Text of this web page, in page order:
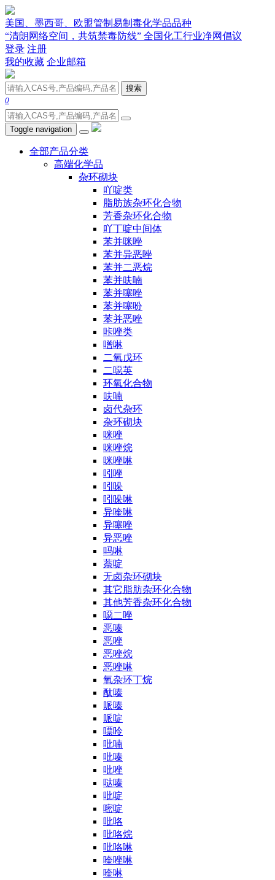
美国、墨西哥、欧盟管制易制毒化学品品种
“清朗网络空间，共筑禁毒防线” 全国化工行业净网倡议
登录 注册
我的收藏 企业邮箱
搜索
0
Toggle navigation
全部产品分类
高端化学品
杂环砌块
吖啶类
脂肪族杂环化合物
芳香杂环化合物
吖丁啶中间体
苯并咪唑
苯并异恶唑
苯并二恶烷
苯并呋喃
苯并噻唑
苯并噻吩
苯并恶唑
咔唑类
噌啉
二氧戊环
二噁英
环氧化合物
呋喃
卤代杂环
杂环砌块
咪唑
咪唑烷
咪唑啉
吲唑
吲哚
吲哚啉
异喹啉
异噻唑
异恶唑
吗啉
萘啶
无卤杂环砌块
其它脂肪杂环化合物
其他芳香杂环化合物
噁二唑
恶嗪
恶唑
恶唑烷
恶唑啉
氧杂环丁烷
酞嗪
哌嗪
哌啶
嘌呤
吡喃
吡嗪
吡唑
哒嗪
吡啶
嘧啶
吡咯
吡咯烷
吡咯啉
喹唑啉
喹啉